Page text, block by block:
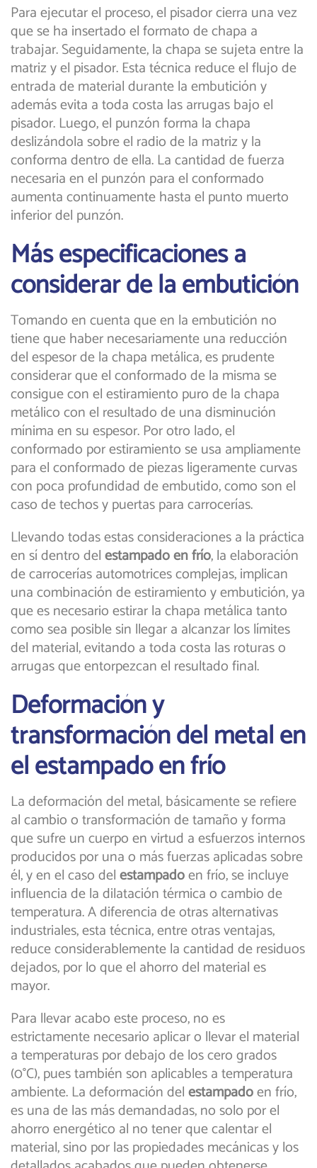
Para ejecutar el proceso, el pisador cierra una vez
que se ha insertado el formato de chapa a
trabajar. Seguidamente, la chapa se sujeta entre la
matriz y el pisador. Esta técnica reduce el flujo de
entrada de material durante la embutición y
además evita a toda costa las arrugas bajo el
pisador. Luego, el punzón forma la chapa
deslizándola sobre el radio de la matriz y la
conforma dentro de ella. La cantidad de fuerza
necesaria en el punzón para el conformado
aumenta continuamente hasta el punto muerto
inferior del punzón.
Más especificaciones a
considerar de la embutición
Tomando en cuenta que en la embutición no
tiene que haber necesariamente una reducción
del espesor de la chapa metálica, es prudente
considerar que el conformado de la misma se
consigue con el estiramiento puro de la chapa
metálico con el resultado de una disminución
mínima en su espesor. Por otro lado, el
conformado por estiramiento se usa ampliamente
para el conformado de piezas ligeramente curvas
con poca profundidad de embutido, como son el
caso de techos y puertas para carrocerías.
Llevando todas estas consideraciones a la práctica
en sí dentro delestampado en frío, la elaboración
de carrocerías automotrices complejas, implican
una combinación de estiramiento y embutición, ya
que es necesario estirar la chapa metálica tanto
como sea posible sin llegar a alcanzar los límites
del material, evitando a toda costa las roturas o
arrugas que entorpezcan el resultado final.
Deformación y
transformación del metal en
el estampado en frío
La deformación del metal, básicamente se refiere
al cambio o transformación de tamaño y forma
que sufre un cuerpo en virtud a esfuerzos internos
producidos por una o más fuerzas aplicadas sobre
él, y en el caso delestampadoen frío, se incluye
influencia de la dilatación térmica o cambio de
temperatura. A diferencia de otras alternativas
industriales, esta técnica, entre otras ventajas,
reduce considerablemente la cantidad de residuos
dejados, por lo que el ahorro del material es
mayor.
Para llevar acabo este proceso, no es
estrictamente necesario aplicar o llevar el material
a temperaturas por debajo de los cero grados
(0°C), pues también son aplicables a temperatura
ambiente. La deformación delestampadoen frío,
es una de las más demandadas, no solo por el
ahorro energético al no tener que calentar el
material, sino por las propiedades mecánicas y los